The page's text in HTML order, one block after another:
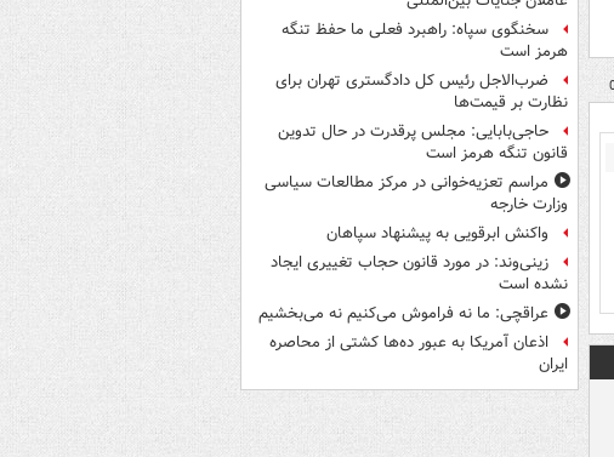
سخنگوی سپاه: راهبرد فعلی ما حفظ تنگه
هرمز است
ضرب‌الاجل رئیس کل دادگستری تهران برای
نظارت بر قیمت‌ها
حاجی‌بابایی: مجلس پرقدرت در حال تدوین
قانون تنگه هرمز است
مراسم تعزیه‌خوانی در مرکز مطالعات سیاسی
وزارت خارجه
واکنش ابرقویی به پیشنهاد سپاهان
زینی‌وند: در مورد قانون حجاب تغییری ایجاد
نشده است
عراقچی: ما نه فراموش می‌کنیم نه می‌بخشیم
اذعان آمریکا به عبور ده‌ها کشتی از محاصره
ایران